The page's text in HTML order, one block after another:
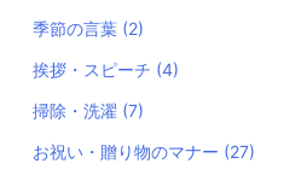
季節の言葉 (2)
挨拶・スピーチ (4)
掃除・洗濯 (7)
お祝い・贈り物のマナー (27)